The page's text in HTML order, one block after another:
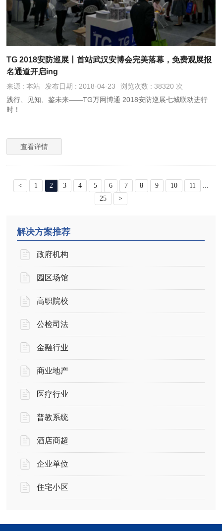
TG 2018安防巡展丨首站武汉安博会完美落幕，免费观展报
名通道开启ing
来源 : 本站 发布日期 : 2018-04-23
浏览次数 : 38320 次
践行、见知、鉴未来——TG万网博通 2018安防巡展七城联动进行
时！
查看详情
< 1 2 3 4 5 6 7 8 9 10 11 ...
25 >
解决方案推荐
政府机构
园区场馆
高职院校
公检司法
金融行业
商业地产
医疗行业
普教系统
酒店商超
企业单位
住宅小区